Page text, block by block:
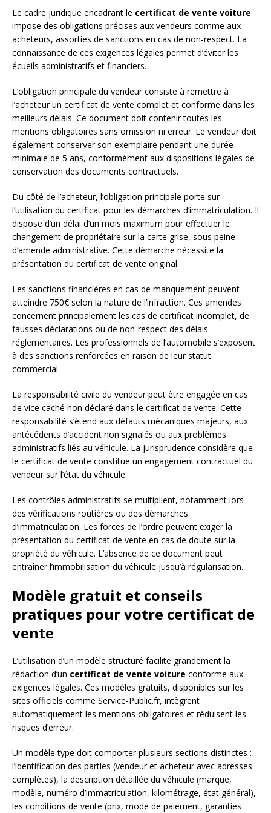
Le cadre juridique encadrant le certificat de vente voiture
impose des obligations précises aux vendeurs comme aux
acheteurs, assorties de sanctions en cas de non-respect. La
connaissance de ces exigences légales permet d’éviter les
écueils administratifs et financiers.
L’obligation principale du vendeur consiste à remettre à
l’acheteur un certificat de vente complet et conforme dans les
meilleurs délais. Ce document doit contenir toutes les
mentions obligatoires sans omission ni erreur. Le vendeur doit
également conserver son exemplaire pendant une durée
minimale de 5 ans, conformément aux dispositions légales de
conservation des documents contractuels.
Du côté de l’acheteur, l’obligation principale porte sur
l’utilisation du certificat pour les démarches d’immatriculation. Il
dispose d’un délai d’un mois maximum pour effectuer le
changement de propriétaire sur la carte grise, sous peine
d’amende administrative. Cette démarche nécessite la
présentation du certificat de vente original.
Les sanctions financières en cas de manquement peuvent
atteindre 750€ selon la nature de l’infraction. Ces amendes
concernent principalement les cas de certificat incomplet, de
fausses déclarations ou de non-respect des délais
réglementaires. Les professionnels de l’automobile s’exposent
à des sanctions renforcées en raison de leur statut
commercial.
La responsabilité civile du vendeur peut être engagée en cas
de vice caché non déclaré dans le certificat de vente. Cette
responsabilité s’étend aux défauts mécaniques majeurs, aux
antécédents d’accident non signalés ou aux problèmes
administratifs liés au véhicule. La jurisprudence considère que
le certificat de vente constitue un engagement contractuel du
vendeur sur l’état du véhicule.
Les contrôles administratifs se multiplient, notamment lors
des vérifications routières ou des démarches
d’immatriculation. Les forces de l’ordre peuvent exiger la
présentation du certificat de vente en cas de doute sur la
propriété du véhicule. L’absence de ce document peut
entraîner l’immobilisation du véhicule jusqu’à régularisation.
Modèle gratuit et conseils
pratiques pour votre certificat de
vente
L’utilisation d’un modèle structuré facilite grandement la
rédaction d’un certificat de vente voiture conforme aux
exigences légales. Ces modèles gratuits, disponibles sur les
sites officiels comme Service-Public.fr, intègrent
automatiquement les mentions obligatoires et réduisent les
risques d’erreur.
Un modèle type doit comporter plusieurs sections distinctes :
l’identification des parties (vendeur et acheteur avec adresses
complètes), la description détaillée du véhicule (marque,
modèle, numéro d’immatriculation, kilométrage, état général),
les conditions de vente (prix, mode de paiement, garanties